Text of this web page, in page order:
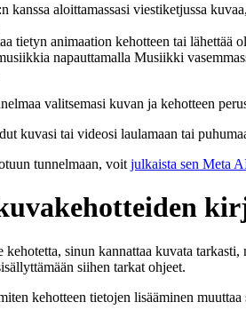
kanssa aloittamassasi viestiketjussa
tietyn animaation kehotteen tai lähettää
napauttamalla Musiikki
valitsemasi kuvan ja kehotteen
kuvasi tai videosi laulamaan tai
tunnelmaan, voit julkaista sen Meta
sinun kannattaa kuvata
siihen tarkat ohjeet.
kehotteen tietojen lisääminen